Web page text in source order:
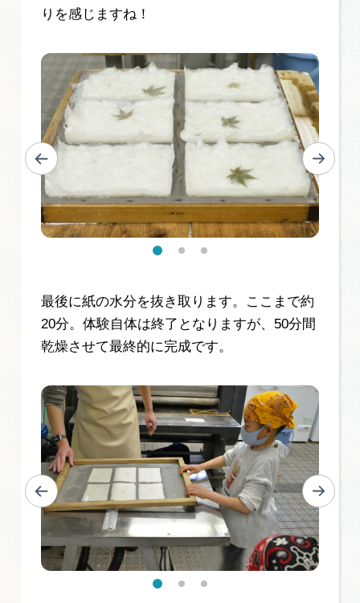
りを感じますね！
最後に紙の水分を抜き取ります。ここまで約
20分。体験自体は終了となりますが、50分間
乾燥させて最終的に完成です。